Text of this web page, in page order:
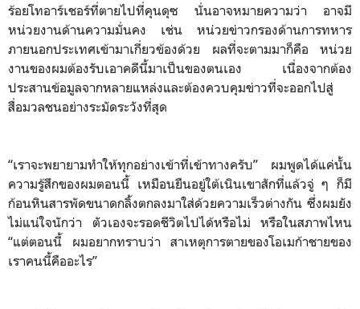
ร้อยโทอาร์เชอร์ที่ตายไปที่คุนดุซ นั่นอาจหมายความว่า อาจมี
หน่วยงานด้านความมั่นคง เช่น หน่วยข่าวกรองด้านการทหาร
ภายนอกประเทศเข้ามาเกี่ยวข้องด้วย ผลที่จะตามมาก็คือ หน่วย
งานของผมต้องรับเอาคดีนี้มาเป็นของตนเอง เนื่องจากต้อง
ประสานข้อมูลจากหลายแหล่งและต้องควบคุมข่าวที่จะออกไปสู่
สื่อมวลชนอย่างระมัดระวังที่สุด
“เราจะพยายามทำให้ทุกอย่างเข้าที่เข้าทางครับ” ผมพูดได้แค่นั้น
ความรู้สึกของผมตอนนี้ เหมือนยืนอยู่ใต้เนินเขาสักที่แล้วจู่ ๆ ก็มี
ก้อนหินสารพัดขนาดกลิ้งตกลงมาใส่ด้วยความเร็วต่างกัน ซึ่งผมยัง
ไม่แน่ใจนักว่า ตัวเองจะรอดชีวิตไปได้หรือไม่ หรือในสภาพไหน
“แต่ตอนนี้ ผมอยากทราบว่า สาเหตุการตายของโอเมก้าชายของ
เราคนนี้คืออะไร”